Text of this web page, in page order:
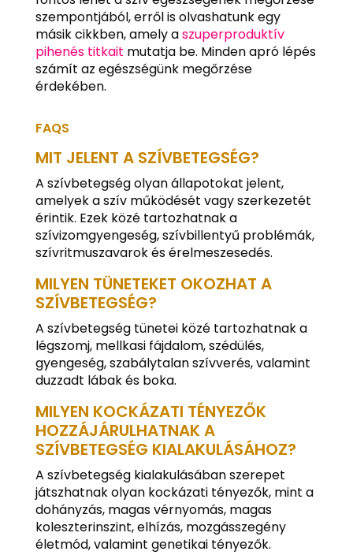
szempontjából, erről is olvashatunk egy
másik cikkben, amely aszuperproduktív
pihenés titkait mutatja be. Minden apró lépés
számít az egészségünk megőrzése
érdekében.
FAQS
MIT JELENT A SZÍVBETEGSÉG?
A szívbetegség olyan állapotokat jelent,
amelyek a szív működését vagy szerkezetét
érintik. Ezek közé tartozhatnak a
szívizomgyengeség, szívbillentyű problémák,
szívritmuszavarok és érelmeszesedés.
MILYEN TÜNETEKET OKOZHAT A
SZÍVBETEGSÉG?
A szívbetegség tünetei közé tartozhatnak a
légszomj, mellkasi fájdalom, szédülés,
gyengeség, szabálytalan szívverés, valamint
duzzadt lábak és boka.
MILYEN KOCKÁZATI TÉNYEZŐK
HOZZÁJÁRULHATNAK A
SZÍVBETEGSÉG KIALAKULÁSÁHOZ?
A szívbetegség kialakulásában szerepet
játszhatnak olyan kockázati tényezők, mint a
dohányzás, magas vérnyomás, magas
koleszterinszint, elhízás, mozgásszegény
életmód, valamint genetikai tényezők.